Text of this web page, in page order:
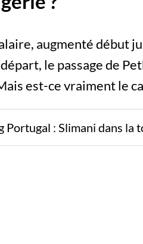
augmenté début
le passage de
est-ce vraiment le
Portugal : Slimani dans la